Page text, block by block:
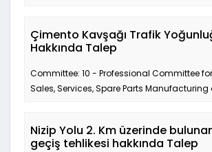
Çimento Kavşağı Trafik
Hakkında Talep
Committee: 10 - Professional Committee
Sales, Services, Spare Parts
Nizip Yolu 2. Km üzerinde
geçiş tehlikesi hakkında Talep